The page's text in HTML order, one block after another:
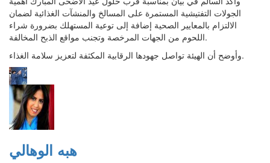
الجولات التفتيشية المستمرة على المسالخ والمنشآت الغذائية لضمان
الالتزام بالمعايير الصحية إضافة إلى توعية المستهلك بضرورة شراء
اللحوم من الجهات المرخصة وتجنب مواقع الذبح المخالفة.
وأوضح أن الهيئة تواصل جهودها الرقابية المكثفة لتعزيز سلامة الغذاء.
هبه الوهالي